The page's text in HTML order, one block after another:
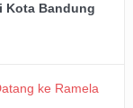
Kota Bandung